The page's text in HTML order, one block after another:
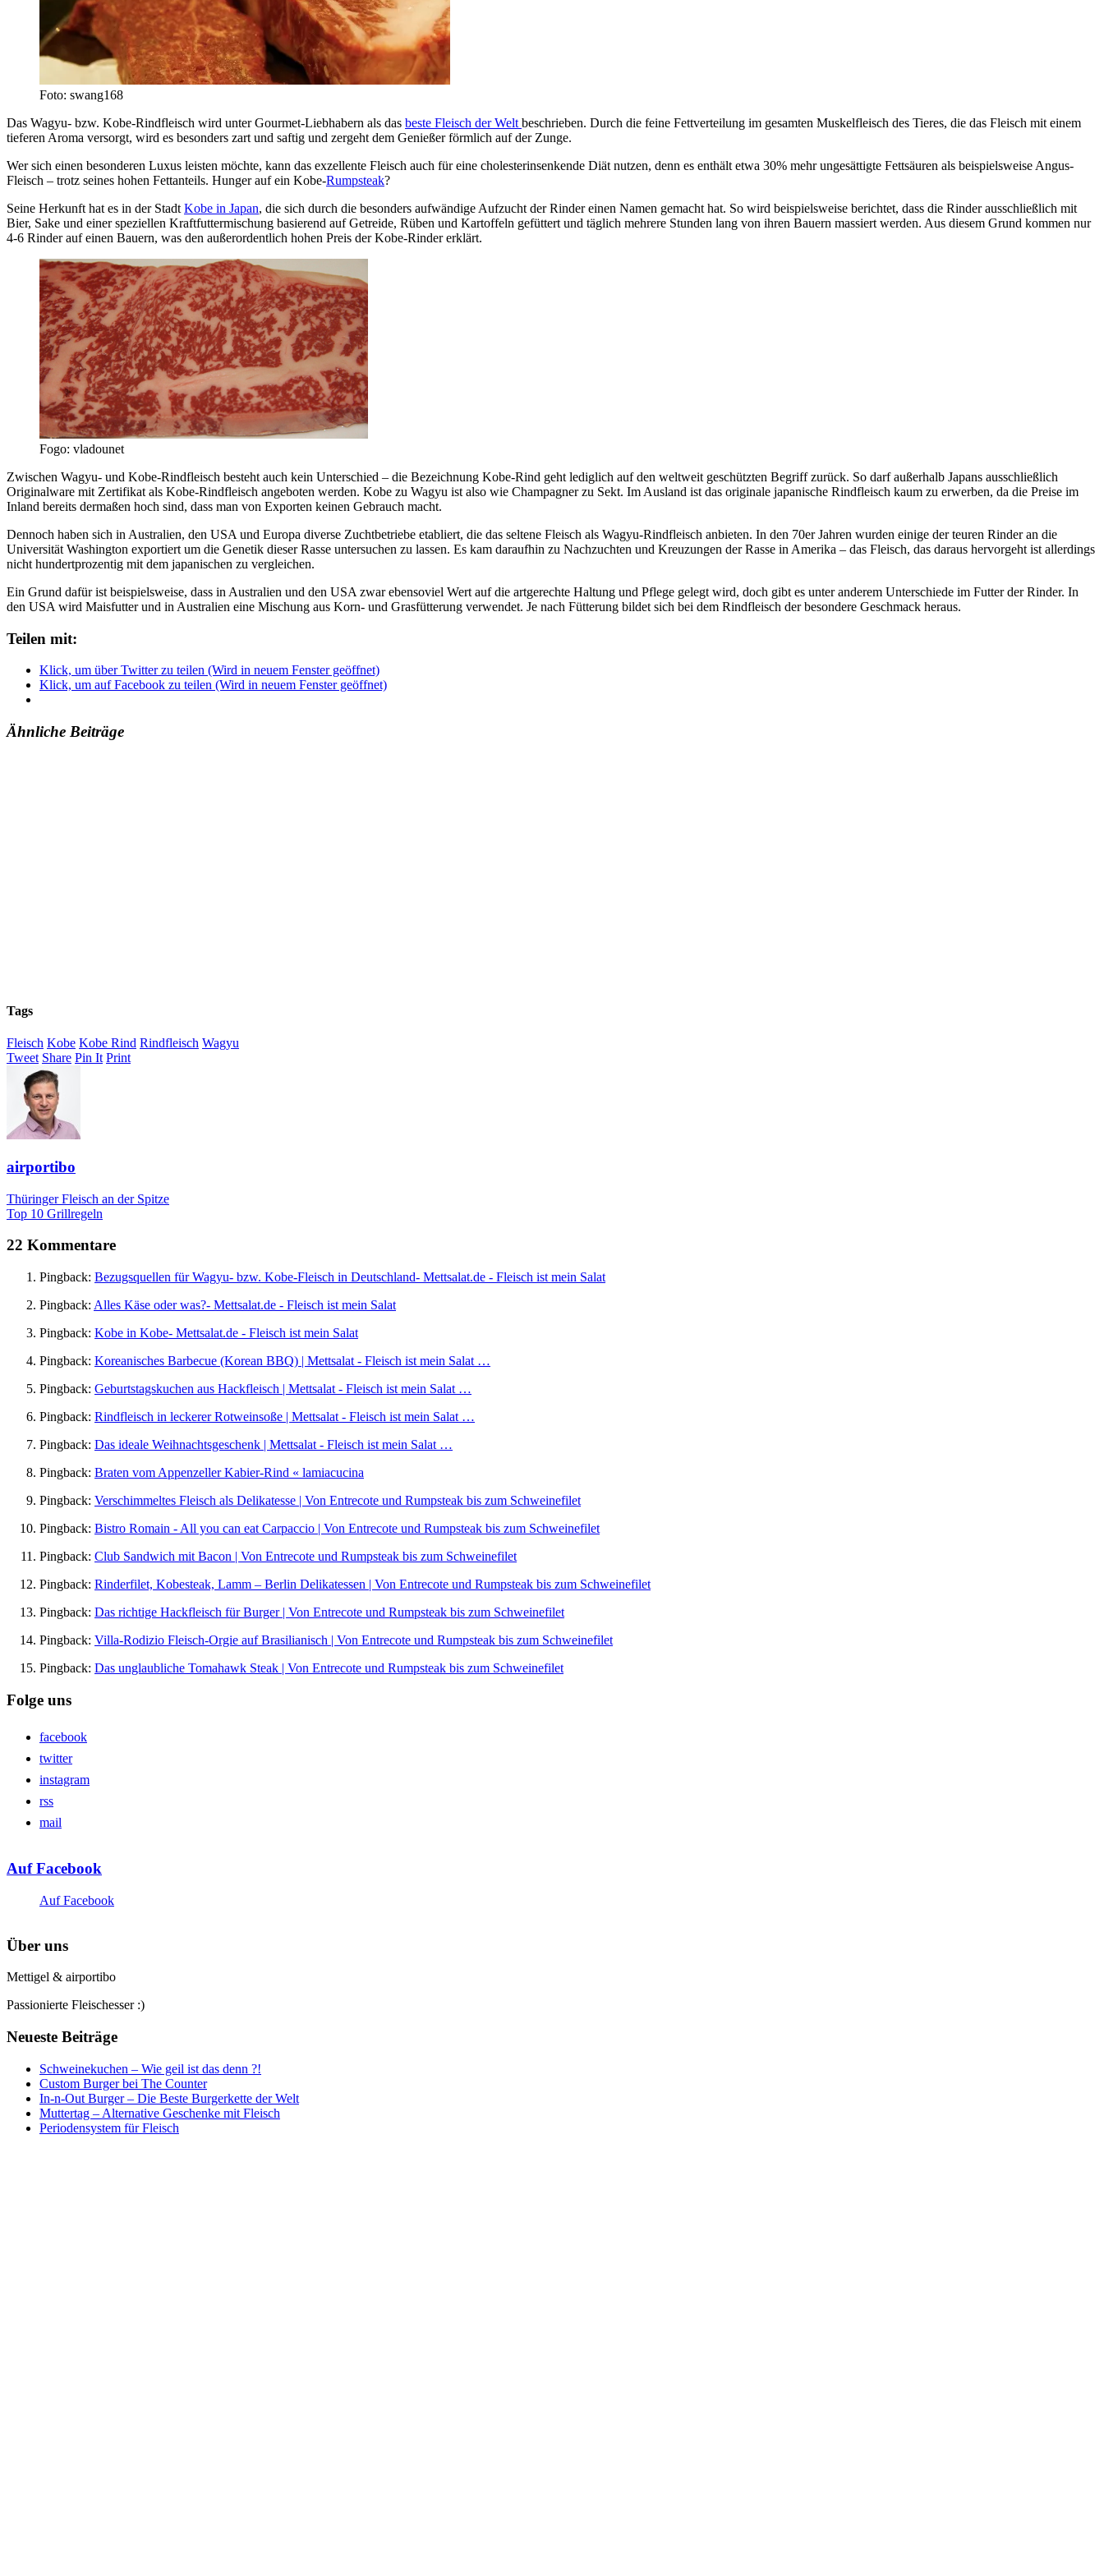
Foto: swang168
Das Wagyu- bzw. Kobe-Rindfleisch wird unter Gourmet-Liebhabern als das beste Fleisch der Welt beschrieben. Durch die feine Fettverteilung im gesamten Muskelfleisch des Tieres, die das Fleisch mit einem
tieferen Aroma versorgt, wird es besonders zart und saftig und zergeht dem Genießer förmlich auf der Zunge.
Wer sich einen besonderen Luxus leisten möchte, kann das exzellente Fleisch auch für eine cholesterinsenkende Diät nutzen, denn es enthält etwa 30% mehr ungesättigte Fettsäuren als beispielsweise Angus-
Fleisch – trotz seines hohen Fettanteils. Hunger auf ein Kobe-Rumpsteak?
Seine Herkunft hat es in der Stadt Kobe in Japan, die sich durch die besonders aufwändige Aufzucht der Rinder einen Namen gemacht hat. So wird beispielsweise berichtet, dass die Rinder ausschließlich mit
Bier, Sake und einer speziellen Kraftfuttermischung basierend auf Getreide, Rüben und Kartoffeln gefüttert und täglich mehrere Stunden lang von ihren Bauern massiert werden. Aus diesem Grund kommen nur
4-6 Rinder auf einen Bauern, was den außerordentlich hohen Preis der Kobe-Rinder erklärt.
Fogo: vladounet
Zwischen Wagyu- und Kobe-Rindfleisch besteht auch kein Unterschied – die Bezeichnung Kobe-Rind geht lediglich auf den weltweit geschützten Begriff zurück. So darf außerhalb Japans ausschließlich
Originalware mit Zertifikat als Kobe-Rindfleisch angeboten werden. Kobe zu Wagyu ist also wie Champagner zu Sekt. Im Ausland ist das originale japanische Rindfleisch kaum zu erwerben, da die Preise im
Inland bereits dermaßen hoch sind, dass man von Exporten keinen Gebrauch macht.
Dennoch haben sich in Australien, den USA und Europa diverse Zuchtbetriebe etabliert, die das seltene Fleisch als Wagyu-Rindfleisch anbieten. In den 70er Jahren wurden einige der teuren Rinder an die
Universität Washington exportiert um die Genetik dieser Rasse untersuchen zu lassen. Es kam daraufhin zu Nachzuchten und Kreuzungen der Rasse in Amerika – das Fleisch, das daraus hervorgeht ist allerdings
nicht hundertprozentig mit dem japanischen zu vergleichen.
Ein Grund dafür ist beispielsweise, dass in Australien und den USA zwar ebensoviel Wert auf die artgerechte Haltung und Pflege gelegt wird, doch gibt es unter anderem Unterschiede im Futter der Rinder. In
den USA wird Maisfutter und in Australien eine Mischung aus Korn- und Grasfütterung verwendet. Je nach Fütterung bildet sich bei dem Rindfleisch der besondere Geschmack heraus.
Teilen mit:
Klick, um über Twitter zu teilen (Wird in neuem Fenster geöffnet)
Klick, um auf Facebook zu teilen (Wird in neuem Fenster geöffnet)
Ähnliche Beiträge
Tags
Fleisch Kobe Kobe Rind Rindfleisch Wagyu
Tweet Share Pin It Print
airportibo
Thüringer Fleisch an der Spitze
Top 10 Grillregeln
22 Kommentare
Pingback: Bezugsquellen für Wagyu- bzw. Kobe-Fleisch in Deutschland- Mettsalat.de - Fleisch ist mein Salat
Pingback: Alles Käse oder was?- Mettsalat.de - Fleisch ist mein Salat
Pingback: Kobe in Kobe- Mettsalat.de - Fleisch ist mein Salat
Pingback: Koreanisches Barbecue (Korean BBQ) | Mettsalat - Fleisch ist mein Salat …
Pingback: Geburtstagskuchen aus Hackfleisch | Mettsalat - Fleisch ist mein Salat …
Pingback: Rindfleisch in leckerer Rotweinsoße | Mettsalat - Fleisch ist mein Salat …
Pingback: Das ideale Weihnachtsgeschenk | Mettsalat - Fleisch ist mein Salat …
Pingback: Braten vom Appenzeller Kabier-Rind « lamiacucina
Pingback: Verschimmeltes Fleisch als Delikatesse | Von Entrecote und Rumpsteak bis zum Schweinefilet
Pingback: Bistro Romain - All you can eat Carpaccio | Von Entrecote und Rumpsteak bis zum Schweinefilet
Pingback: Club Sandwich mit Bacon | Von Entrecote und Rumpsteak bis zum Schweinefilet
Pingback: Rinderfilet, Kobesteak, Lamm – Berlin Delikatessen | Von Entrecote und Rumpsteak bis zum Schweinefilet
Pingback: Das richtige Hackfleisch für Burger | Von Entrecote und Rumpsteak bis zum Schweinefilet
Pingback: Villa-Rodizio Fleisch-Orgie auf Brasilianisch | Von Entrecote und Rumpsteak bis zum Schweinefilet
Pingback: Das unglaubliche Tomahawk Steak | Von Entrecote und Rumpsteak bis zum Schweinefilet
Folge uns
facebook
twitter
instagram
rss
mail
Auf Facebook
Auf Facebook
Über uns
Mettigel & airportibo
Passionierte Fleischesser :)
Neueste Beiträge
Schweinekuchen – Wie geil ist das denn ?!
Custom Burger bei The Counter
In-n-Out Burger – Die Beste Burgerkette der Welt
Muttertag – Alternative Geschenke mit Fleisch
Periodensystem für Fleisch